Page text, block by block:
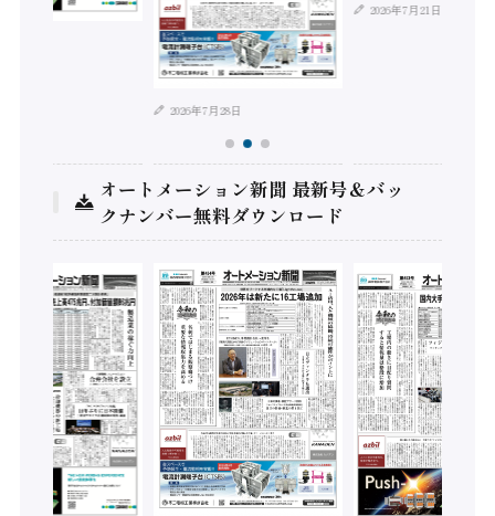
2026年7月28日
2026年7月21日
オートメーション新聞 最新号＆バッ
クナンバー無料ダウンロード